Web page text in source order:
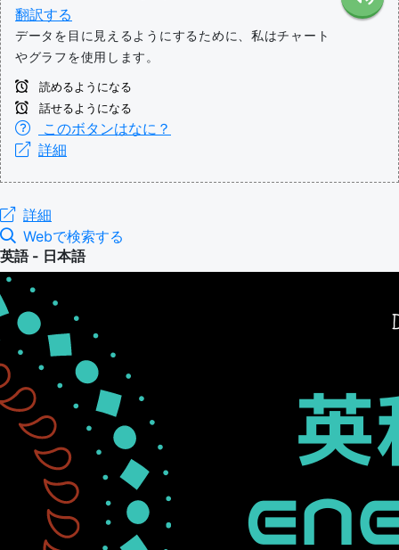
翻訳する
データを目に見えるようにするために、私はチャート
やグラフを使用します。
読めるようになる
話せるようになる
このボタンはなに？
詳細
詳細
Webで検索する
英語 - 日本語